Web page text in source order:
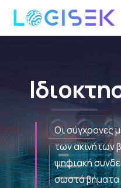
Οι σύγχρονες
των ακινήτων
ψηφιακή
σωστά βήματα